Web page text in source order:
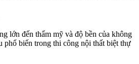
lớn đến thẩm mỹ và độ bền của không
phổ biến trong thi công nội thất biệt thự